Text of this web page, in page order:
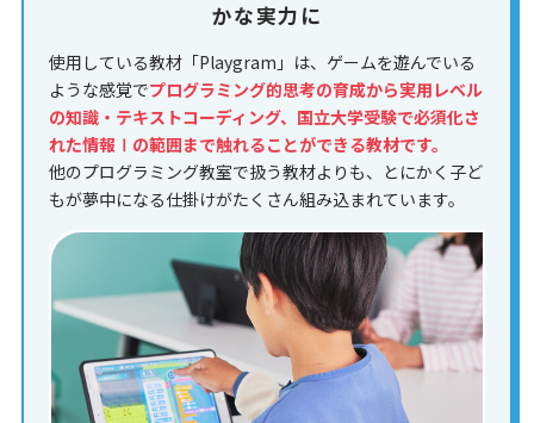
かな実力に
使用している教材「Playgram」は、ゲームを遊んでいる
ような感覚でプログラミング的思考の育成から実用レベル
の知識・テキストコーディング、国立大学受験で必須化さ
れた情報Ⅰの範囲まで触れることができる教材です。
他のプログラミング教室で扱う教材よりも、とにかく子ど
もが夢中になる仕掛けがたくさん組み込まれています。